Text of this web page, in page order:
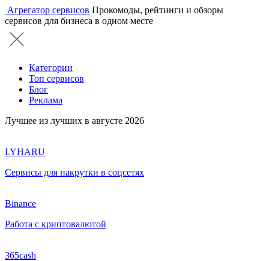
Агрегатор сервисов Прокомоды, рейтинги и обзоры
сервисов для бизнеса в одном месте
Категории
Топ сервисов
Блог
Реклама
Лучшее из лучших в августе 2026
LYHARU
Сервисы для накрутки в соцсетях
Binance
Работа с криптовалютой
365cash